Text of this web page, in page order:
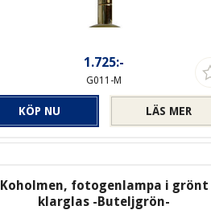
1.725:-
G011-M
LÄS MER
KÖP NU
Koholmen, fotogenlampa i grönt
klarglas -Buteljgrön-